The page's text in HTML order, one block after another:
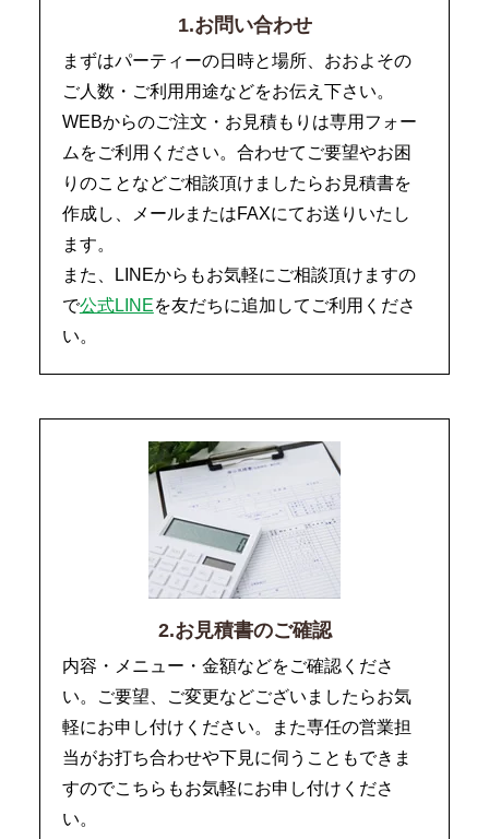
1.お問い合わせ
まずはパーティーの日時と場所、おおよその
ご人数・ご利用用途などをお伝え下さい。
WEBからのご注文・お見積もりは専用フォー
ムをご利用ください。合わせてご要望やお困
りのことなどご相談頂けましたらお見積書を
作成し、メールまたはFAXにてお送りいたし
ます。
また、LINEからもお気軽にご相談頂けますの
で公式LINEを友だちに追加してご利用くださ
い。
2.お見積書のご確認
内容・メニュー・金額などをご確認くださ
い。ご要望、ご変更などございましたらお気
軽にお申し付けください。また専任の営業担
当がお打ち合わせや下見に伺うこともできま
すのでこちらもお気軽にお申し付けくださ
い。